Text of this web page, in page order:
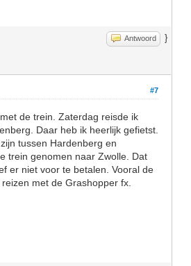
Antwoord }
#7
de trein. Zaterdag reisde ik
Daar heb ik heerlijk gefietst.
tussen Hardenberg en
trein genomen naar Zwolle. Dat
er niet voor te betalen. Vooral de
met de Grashopper fx.